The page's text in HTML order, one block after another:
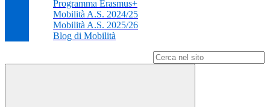
Programma Erasmus+
Mobilità A.S. 2024/25
Mobilità A.S. 2025/26
Blog di Mobilità